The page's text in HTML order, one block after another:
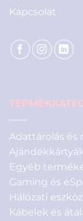
Kapcsolat
Adattárolás és
Egyéb
Gaming és
Hálózati
Kábelek és